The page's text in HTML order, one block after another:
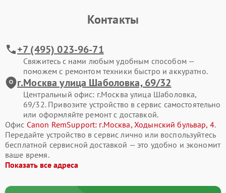
Контакты
+7 (495) 023-96-71
Свяжитесь с нами любым удобным способом —
поможем с ремонтом техники быстро и аккуратно.
г.Москва улица Шаболовка, 69/32
Центральный офис: г.Москва улица Шаболовка,
69/32. Привозите устройство в сервис самостоятельно
или оформляйте ремонт с доставкой.
Офис Canon RemSupport: г.Москва, Ходынский бульвар, 4.
Передайте устройство в сервис лично или воспользуйтесь
бесплатной сервисной доставкой — это удобно и экономит
ваше время.
Показать все адреса